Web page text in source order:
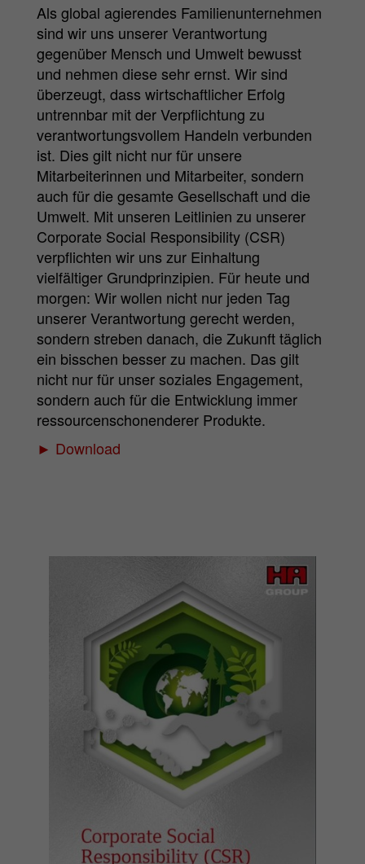
Als global agierendes Familienunternehmen
sind wir uns unserer Verantwortung
gegenüber Mensch und Umwelt bewusst
und nehmen diese sehr ernst. Wir sind
überzeugt, dass wirtschaftlicher Erfolg
untrennbar mit der Verpflichtung zu
verantwortungsvollem Handeln verbunden
ist. Dies gilt nicht nur für unsere
Mitarbeiterinnen und Mitarbeiter, sondern
auch für die gesamte Gesellschaft und die
Umwelt. Mit unseren Leitlinien zu unserer
Corporate Social Responsibility (CSR)
verpflichten wir uns zur Einhaltung
vielfältiger Grundprinzipien. Für heute und
morgen: Wir wollen nicht nur jeden Tag
unserer Verantwortung gerecht werden,
sondern streben danach, die Zukunft täglich
ein bisschen besser zu machen. Das gilt
nicht nur für unser soziales Engagement,
sondern auch für die Entwicklung immer
ressourcenschonenderer Produkte.
► Download